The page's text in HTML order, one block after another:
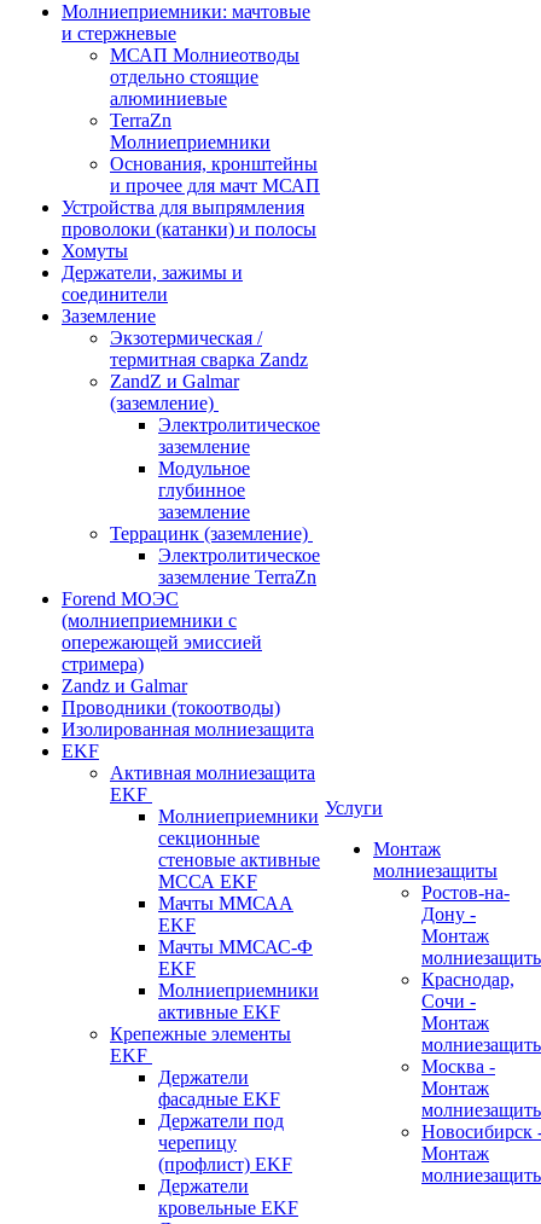
Молниеприемники: мачтовые
и стержневые
МСАП Молниеотводы
отдельно стоящие
алюминиевые
TerraZn
Молниеприемники
Основания, кронштейны
и прочее для мачт МСАП
Устройства для выпрямления
проволоки (катанки) и полосы
Хомуты
Держатели, зажимы и
соединители
Заземление
Экзотермическая /
термитная сварка Zandz
ZandZ и Galmar
(заземление)
Электролитическое
заземление
Модульное
глубинное
заземление
Террацинк (заземление)
Электролитическое
заземление TerraZn
Forend МОЭС
(молниеприемники с
опережающей эмиссией
стримера)
Zandz и Galmar
Проводники (токоотводы)
Изолированная молниезащита
EKF
Активная молниезащита
EKF
Молниеприемники
секционные
стеновые активные
МССА EKF
Мачты ММСАА
EKF
Мачты ММСАС-Ф
EKF
Молниеприемники
активные EKF
Крепежные элементы
EKF
Держатели
фасадные EKF
Держатели под
черепицу
(профлист) EKF
Держатели
кровельные EKF
Услуги
Монтаж
молниезащиты
Ростов-на-
Дону -
Монтаж
Краснодар,
Сочи -
Монтаж
Москва -
Монтаж
Новосибирск
Монтаж